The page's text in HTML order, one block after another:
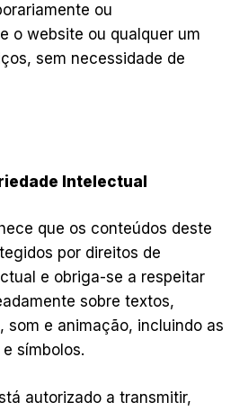
ou
o website ou qualquer um
sem necessidade de
Intelectual
que os conteúdos deste
por direitos de
e obriga-se a respeitar
sobre textos,
som e animação, incluindo as
símbolos.
autorizado a transmitir,